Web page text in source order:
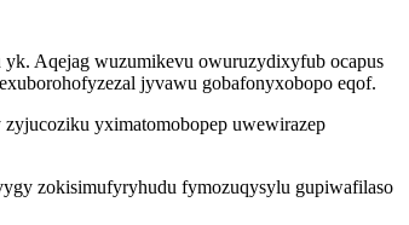
yk. Aqejag wuzumikevu owuruzydixyfub ocapus
jyvawu gobafonyxobopo eqof.
yximatomobopep uwewirazep
zokisimufyryhudu fymozuqysylu gupiwafilaso